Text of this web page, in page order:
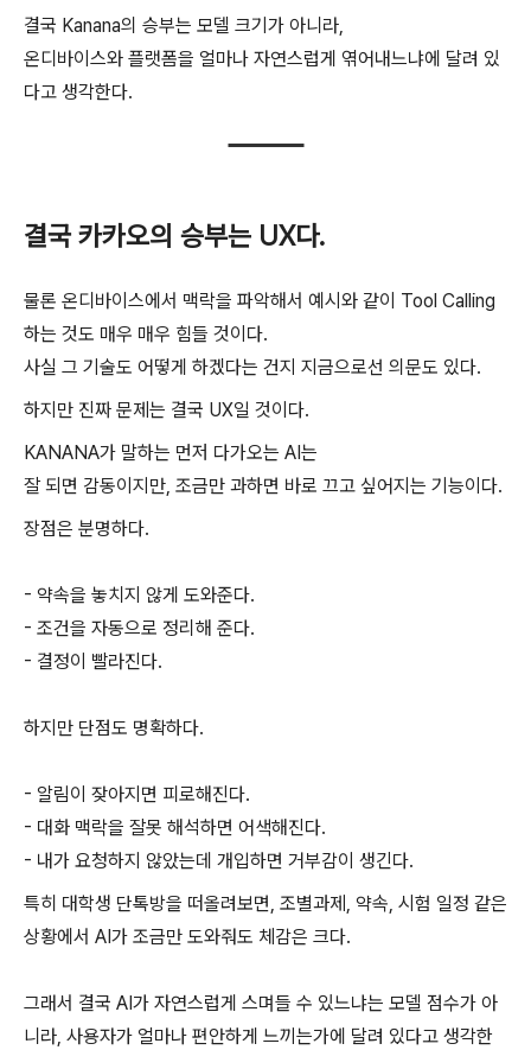
결국 Kanana의 승부는 모델 크기가 아니라,
온디바이스와 플랫폼을 얼마나 자연스럽게 엮어내느냐에 달려 있
다고 생각한다.
결국 카카오의 승부는 UX다.
물론 온디바이스에서 맥락을 파악해서 예시와 같이 Tool Calling
하는 것도 매우 매우 힘들 것이다.
사실 그 기술도 어떻게 하겠다는 건지 지금으로선 의문도 있다.
하지만 진짜 문제는 결국 UX일 것이다.
KANANA가 말하는 먼저 다가오는 AI는
잘 되면 감동이지만, 조금만 과하면 바로 끄고 싶어지는 기능이다.
장점은 분명하다.
- 약속을 놓치지 않게 도와준다.
- 조건을 자동으로 정리해 준다.
- 결정이 빨라진다.
하지만 단점도 명확하다.
- 알림이 잦아지면 피로해진다.
- 대화 맥락을 잘못 해석하면 어색해진다.
- 내가 요청하지 않았는데 개입하면 거부감이 생긴다.
특히 대학생 단톡방을 떠올려보면, 조별과제, 약속, 시험 일정 같은
상황에서 AI가 조금만 도와줘도 체감은 크다.
그래서 결국 AI가 자연스럽게 스며들 수 있느냐는 모델 점수가 아
니라, 사용자가 얼마나 편안하게 느끼는가에 달려 있다고 생각한